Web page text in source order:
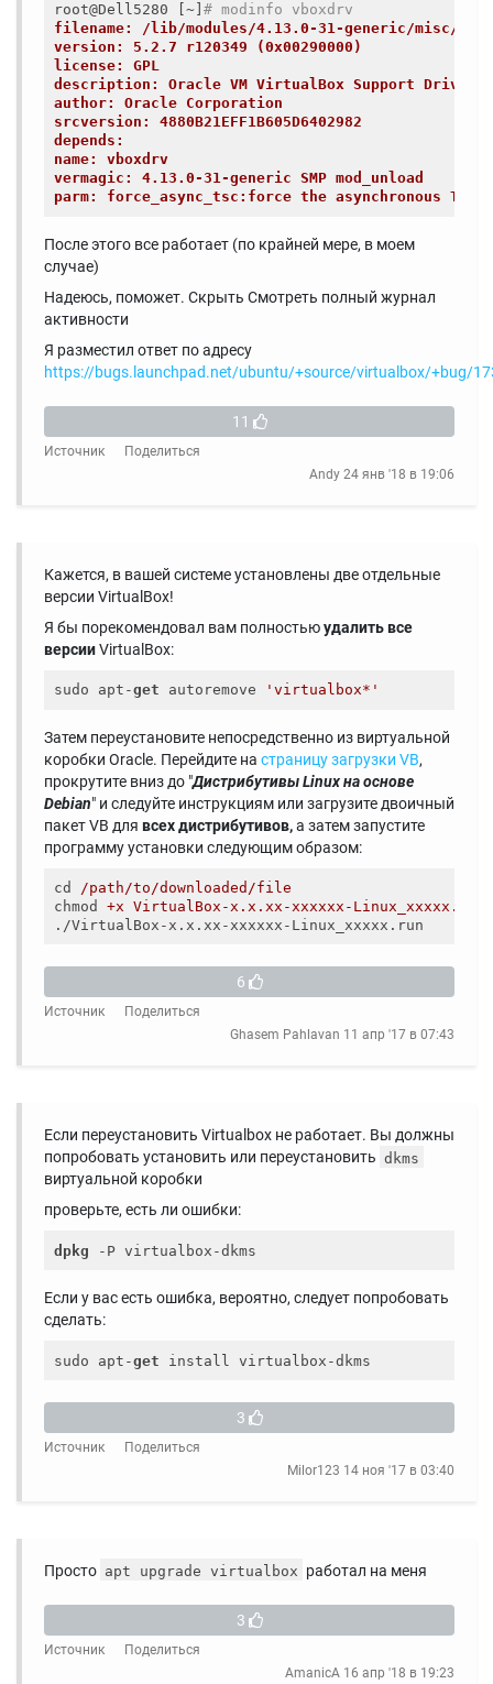
root@Dell5280 [~]# modinfo vboxdrv
filename: /lib/modules/4.13.0-31-generic/misc/
version: 5.2.7 r120349 (0x00290000)
license: GPL
description: Oracle VM VirtualBox Support Driver
author: Oracle Corporation
srcversion: 4880B21EFF1B605D6402982
depends:
name: vboxdrv
vermagic: 4.13.0-31-generic SMP mod_unload
parm: force_async_tsc:force the asynchronous TSC
После этого все работает (по крайней мере, в моем
случае)
Надеюсь, поможет. Скрыть Смотреть полный журнал
активности
Я разместил ответ по адресу
https://bugs.launchpad.net/ubuntu/+source/virtualbox/+bug/
11
Источник
Поделиться
Andy 24 янв '18 в 19:06
Кажется, в вашей системе установлены две отдельные
версии VirtualBox!
Я бы порекомендовал вам полностьюудалить все
версииVirtualBox:
sudo apt-get autoremove 'virtualbox*'
Затем переустановите непосредственно из виртуальной
коробки Oracle. Перейдите на страницу загрузки VB,
прокрутите вниз до "Дистрибутивы Linux на основе
Debian" и следуйте инструкциям или загрузите двоичный
пакет VB для всех дистрибутивов,а затем запустите
программу установки следующим образом:
cd
/path/to/downloaded/file
chmod
+x VirtualBox-x.x.xx-xxxxxx-Linux_xxxxx.run
./VirtualBox-x.x.xx-xxxxxx-Linux_xxxxx.run
6
Источник
Поделиться
Ghasem Pahlavan 11 апр '17 в 07:43
Если переустановить Virtualbox не работает. Вы должны
попробовать установить или переустановить dkms
виртуальной коробки
проверьте, есть ли ошибки:
dpkg
Если у вас есть ошибка, вероятно, следует попробовать
сделать:
sudo apt-get
3
Источник
Поделиться
Milor123 14 ноя '17 в 03:40
Просто apt upgrade virtualbox работал на меня
3
Источник
Поделиться
AmanicA 16 апр '18 в 19:23